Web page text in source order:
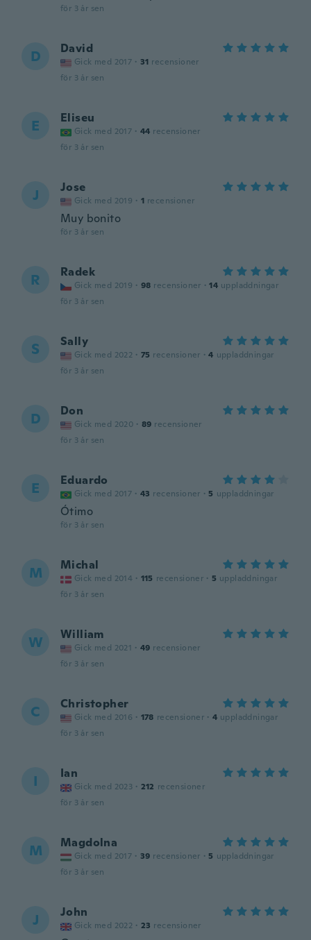
för 3 år sen
D David
Gick med 2017 · 31 recensioner
för 3 år sen
E Eliseu
Gick med 2017 · 44 recensioner
för 3 år sen
J Jose
Gick med 2019 · 1 recensioner
Muy bonito
för 3 år sen
R Radek
Gick med 2019 · 98 recensioner · 14 uppladdningar
för 3 år sen
S Sally
Gick med 2022 · 75 recensioner · 4 uppladdningar
för 3 år sen
D Don
Gick med 2020 · 89 recensioner
för 3 år sen
E Eduardo
Gick med 2017 · 43 recensioner · 5 uppladdningar
Ótimo
för 3 år sen
M Michal
Gick med 2014 · 115 recensioner · 5 uppladdningar
för 3 år sen
W William
Gick med 2021 · 49 recensioner
för 3 år sen
C Christopher
Gick med 2016 · 178 recensioner · 4 uppladdningar
för 3 år sen
I Ian
Gick med 2023 · 212 recensioner
för 3 år sen
M Magdolna
Gick med 2017 · 39 recensioner · 5 uppladdningar
för 3 år sen
J John
Gick med 2022 · 23 recensioner